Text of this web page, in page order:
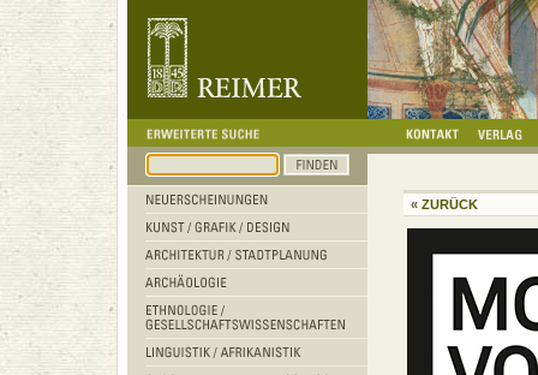
« ZURÜCK